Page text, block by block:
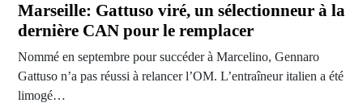
Marseille: Gattuso viré, un sélectionneur à la
dernière CAN pour le remplacer
Nommé en septembre pour succéder à Marcelino, Gennaro
Gattuso n’a pas réussi à relancer l’OM. L’entraîneur italien a été
limogé…